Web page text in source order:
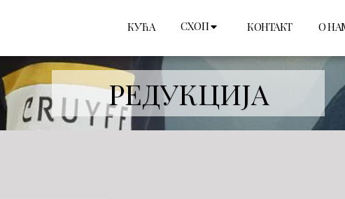
КУЋА СХОП КОНТАКТ О
РЕДУКЦИЈА